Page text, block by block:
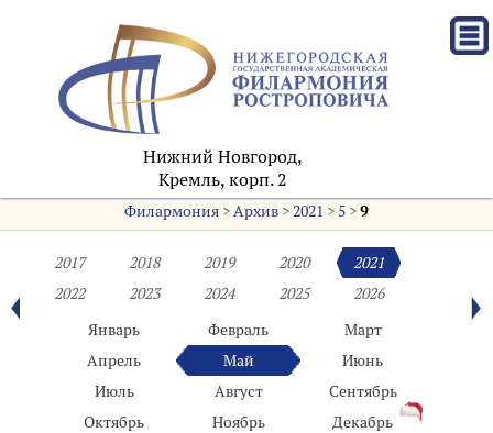
Нижний Новгород,
Кремль, корп. 2
Филармония>Архив>2021 > 5>9
2017 2018 2019 2020
2021
2022
2023 2024 2025
2026
Январь
Февраль
Март
Апрель
Май
Июнь
Июль
Август
Сентябрь
Октябрь
Ноябрь
Декабрь